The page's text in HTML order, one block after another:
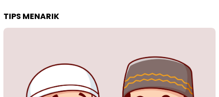
TIPS MENARIK